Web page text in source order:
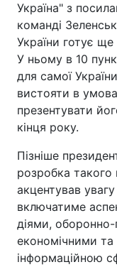
Україна" з
команді
України готує
У ньому в 10
для самої
вистояти в
презентувати
кінця року.
Пізніше
розробка такого
акцентував
включатиме
діями,
економічними
інформаційною